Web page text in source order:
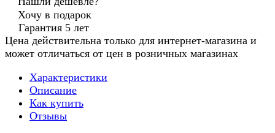
Хочу в подарок
Гарантия 5 лет
Цена действительна только для интернет-магазина и
может отличаться от цен в розничных магазинах
Характеристики
Описание
Как купить
Отзывы